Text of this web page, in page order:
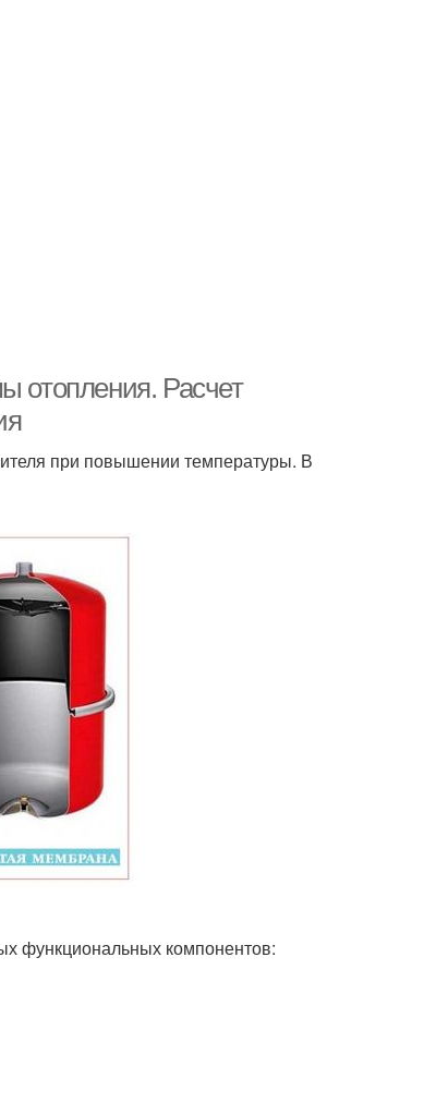
отопления. Расчет
при повышении температуры. В
функциональных компонентов: